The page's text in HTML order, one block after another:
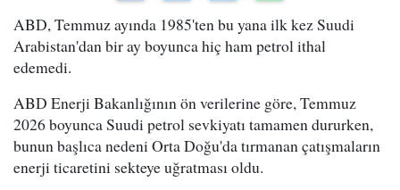
ABD, Temmuz ayında 1985'ten bu yana ilk kez Suudi
Arabistan'dan bir ay boyunca hiç ham petrol ithal
edemedi.
ABD Enerji Bakanlığının ön verilerine göre, Temmuz
2026 boyunca Suudi petrol sevkiyatı tamamen dururken,
bunun başlıca nedeni Orta Doğu'da tırmanan çatışmaların
enerji ticaretini sekteye uğratması oldu.